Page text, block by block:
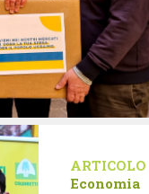
ARTICOLO
Economia